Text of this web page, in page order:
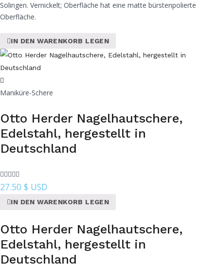
Solingen. Vernickelt; Oberfläche hat eine matte bürstenpolierte
Oberfläche.
IN DEN WARENKORB LEGEN
Maniküre-Schere
Otto Herder Nagelhautschere,
Edelstahl, hergestellt in
Deutschland
27.50 $ USD
IN DEN WARENKORB LEGEN
Otto Herder Nagelhautschere,
Edelstahl, hergestellt in
Deutschland